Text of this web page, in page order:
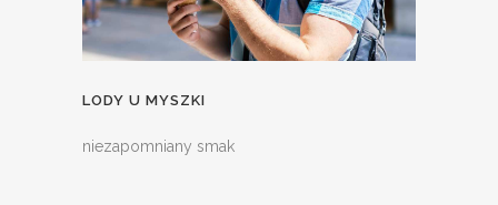
LODY U MYSZKI
niezapomniany smak